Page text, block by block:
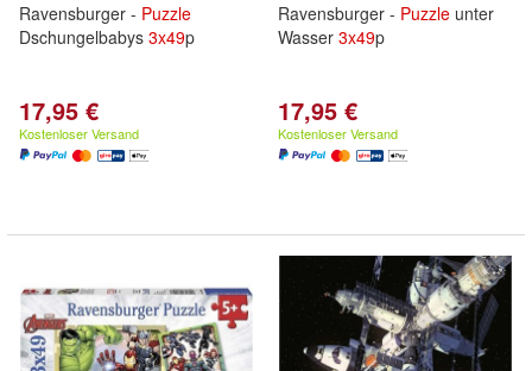
Ravensburger - Puzzle
Dschungelbabys 3x49p
17,95 €
Kostenloser Versand
Ravensburger - Puzzle unter
Wasser 3x49p
17,95 €
Kostenloser Versand